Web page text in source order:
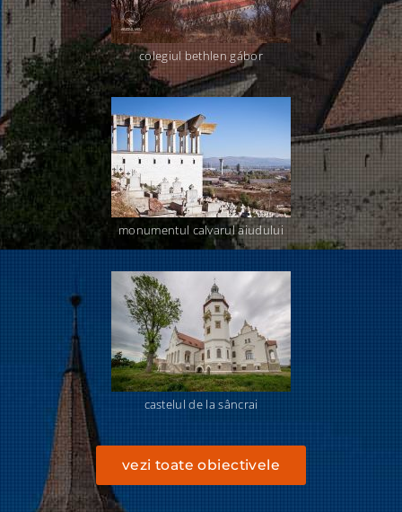
colegiul bethlen gábor
monumentul calvarul aiudului
castelul de la sâncrai
vezi toate obiectivele